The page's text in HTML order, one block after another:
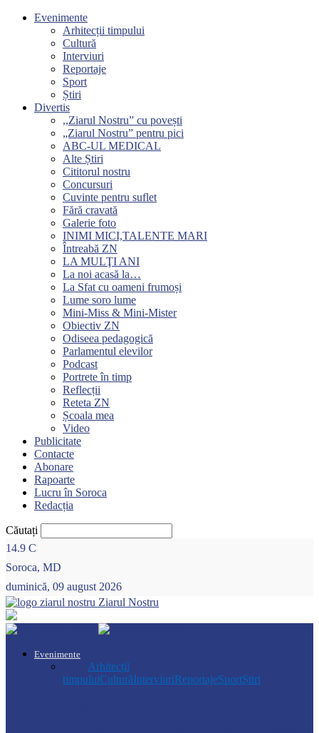
Evenimente
Arhitecții timpului
Cultură
Interviuri
Reportaje
Sport
Știri
Divertis
,,Ziarul Nostru” cu povești
„Ziarul Nostru” pentru pici
ABC-UL MEDICAL
Alte Știri
Cititorul nostru
Concursuri
Cuvinte pentru suflet
Fără cravată
Galerie foto
INIMI MICI,TALENTE MARI
Întreabă ZN
LA MULŢI ANI
La noi acasă la…
La Sfat cu oameni frumoși
Lume soro lume
Mini-Miss & Mini-Mister
Obiectiv ZN
Odiseea pedagogică
Parlamentul elevilor
Podcast
Portrete în timp
Reflecții
Reteta ZN
Școala mea
Video
Publicitate
Contacte
Abonare
Rapoarte
Lucru în Soroca
Redacția
Căutați
14.9 C
Soroca, MD
duminică, 09 august 2026
Ziarul Nostru
Evenimente
Arhitecții
timpuluiCulturăInterviuriReportajeSportȘtiri